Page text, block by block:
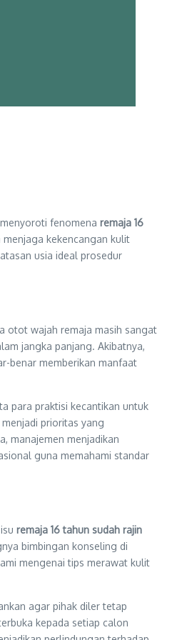
fenomena remaja 16
kekencangan kulit
usia ideal prosedur
otot wajah remaja masih sangat
jangka panjang. Akibatnya,
benar memberikan manfaat
para praktisi kecantikan untuk
prioritas yang
manajemen menjadikan
guna memahami standar
remaja 16 tahun sudah rajin
bimbingan konseling di
mengenai tips merawat kulit
agar pihak diler tetap
kepada setiap calon